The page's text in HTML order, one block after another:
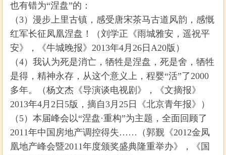
也有错为“涅盘”的：
（3）漫步上里古镇，感受唐宋茶马古道风韵，感慨
红军长征凤凰涅盘！（刘学正《雨城雅安，遥祝平
安》，《牛城晚报》2013年4月26日A20版）
（4）我认为死是消亡，牺牲是涅盘，死是舍，牺牲
是得，精神永存，从这个意义上，程婴“活”了2000
多年。（杨文杰《导演谈电视剧》，《文摘报》
2013年4月2日5版，摘自3月25日《北京青年报》）
（5）本届峰会以“涅盘·重构”为主题，全面回顾了
2011年中国房地产调控得失……（郭觐《2012金凤
凰地产峰会暨2011年度颁奖盛典隆重举办》，《国